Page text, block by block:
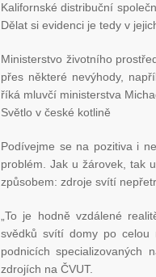
Kalifornské distribuční
Dělat si evidenci je tedy v
Ministerstvo životního
přes některé nevýhody,
říká mluvčí ministerstva
Světlo v české kotlině
Podívejme se na pozitiva i
problém. Jak u žárovek, tak
způsobem: zdroje svítí
„To je hodně vzdálené
svědků svítí domy po celou
podnicích specializovaných
zdrojích na ČVUT.